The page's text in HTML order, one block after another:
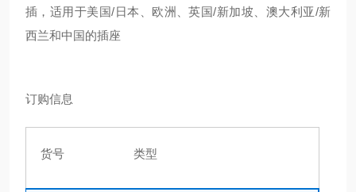
插，适用于美国/日本、欧洲、英国/新加坡、澳大利亚/新
西兰和中国的插座
订购信息
货号 类型